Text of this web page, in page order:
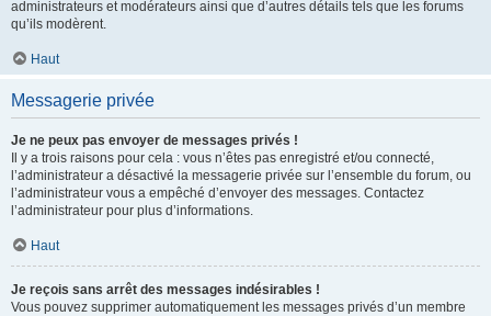
administrateurs et modérateurs ainsi que d’autres détails tels que les forums
qu’ils modèrent.
Haut
Messagerie privée
Je ne peux pas envoyer de messages privés !
Il y a trois raisons pour cela : vous n’êtes pas enregistré et/ou connecté,
l’administrateur a désactivé la messagerie privée sur l’ensemble du forum, ou
l’administrateur vous a empêché d’envoyer des messages. Contactez
l’administrateur pour plus d’informations.
Haut
Je reçois sans arrêt des messages indésirables !
Vous pouvez supprimer automatiquement les messages privés d’un membre